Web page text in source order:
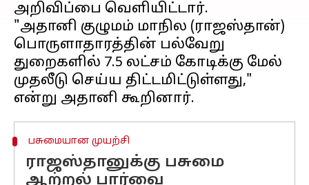
அறிவிப்பை வெளியிட்டார்.
"அதானி குழுமம் மாநில (ராஜஸ்தான்)
பொருளாதாரத்தின் பல்வேறு
துறைகளில் ₹7.5 லட்சம் கோடிக்கு மேல்
முதலீடு செய்ய திட்டமிட்டுள்ளது,"
பசுமையான முயற்சி
ராஜஸ்தானுக்கு பசுமை
ஆற்றல் பார்வை